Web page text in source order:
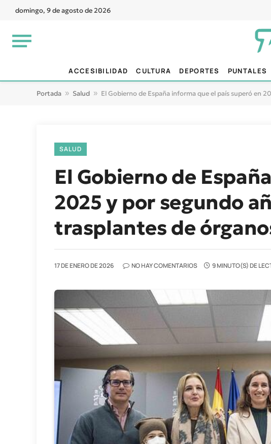
domingo, 9 de agosto de 2026
ACCESIBILIDAD CULTURA DEPORTES PUNTALES
Portada » Salud » El Gobierno de España informa que el país superó en
SALUD
El Gobierno de
2025 y por segundo
trasplantes de
17 DE ENERO DE 2026 NO HAY COMENTARIOS 9 MINUTO(S) DE